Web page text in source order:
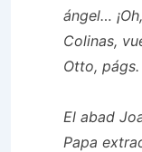
ángel…
Colinas,
Otto,
El abad
Papa